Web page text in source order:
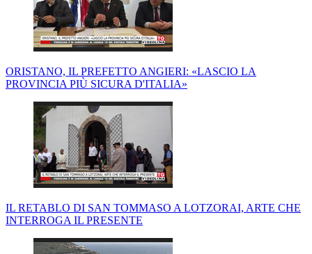
ORISTANO, IL PREFETTO ANGIERI: «LASCIO LA
PROVINCIA PIÙ SICURA D'ITALIA»
IL RETABLO DI SAN TOMMASO A LOTZORAI, ARTE CHE
INTERROGA IL PRESENTE